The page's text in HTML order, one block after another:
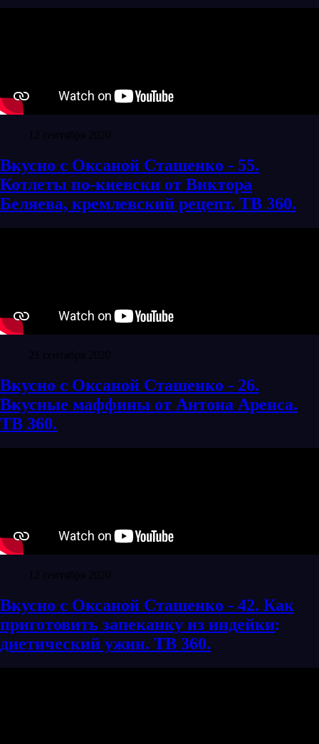
12 сентября 2020
Вкусно с Оксаной Сташенко - 55.
Котлеты по-киевски от Виктора
Беляева, кремлевский рецепт. ТВ 360.
21 сентября 2020
Вкусно с Оксаной Сташенко - 26.
Вкусные маффины от Антона Аренса.
ТВ 360.
12 сентября 2020
Вкусно с Оксаной Сташенко - 42. Как
приготовить запеканку из индейки׃
диетический ужин. ТВ 360.